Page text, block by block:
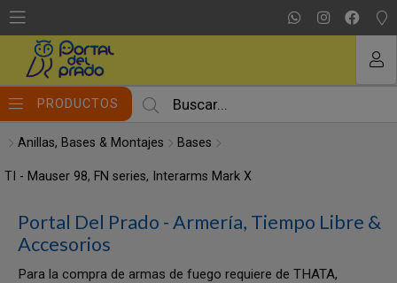
PRODUCTOS
Anillas, Bases & Montajes Bases
TI - Mauser 98, FN series, Interarms Mark X
Portal Del Prado - Armería, Tiempo Libre &
Accesorios
Para la compra de armas de fuego requiere de THATA,